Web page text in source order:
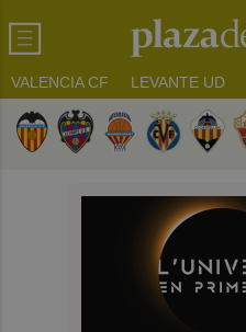
VALENCIA CF LEVANTE UD